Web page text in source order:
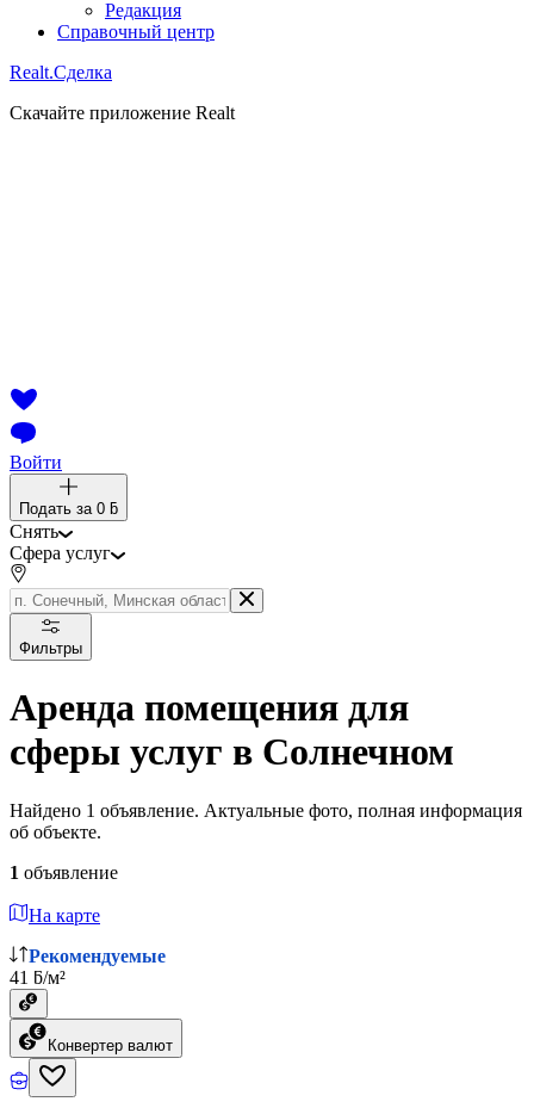
Редакция
Справочный центр
Realt.Сделка
Скачайте приложение Realt
Войти
Подать за 0 ƃ
Снять
Сфера услуг
Фильтры
Аренда помещения для
сферы услуг в Солнечном
Найдено 1 объявление. Актуальные фото, полная информация
об объекте.
1 объявление
На карте
Рекомендуемые
41 ƃ/м²
Конвертер валют